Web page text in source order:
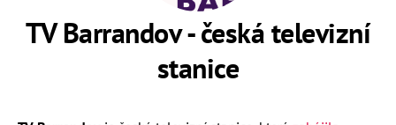
TV Barrandov - česká televizní
stanice